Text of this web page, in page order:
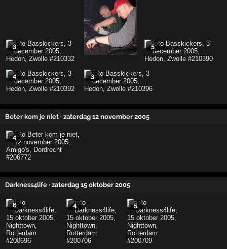
3 5
4 3
Beter kom je niet · zaterdag 12 november 2005
4
Darkness4life · zaterdag 15 oktober 2005
6 4 5